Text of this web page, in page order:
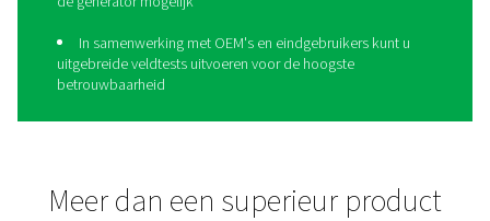
Breng uw ozonproductie
HE